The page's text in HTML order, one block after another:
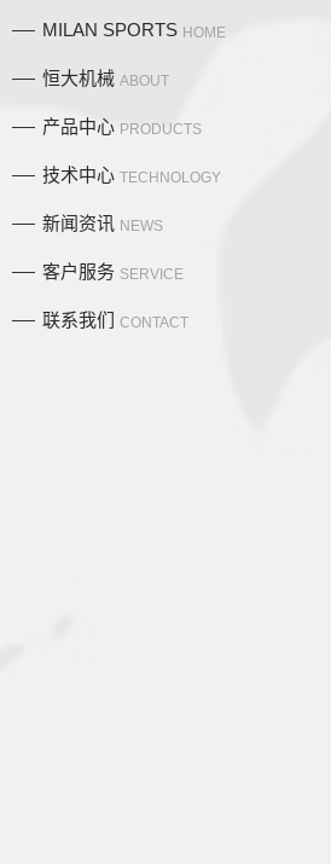
MILAN SPORTS HOME
恒大机械 ABOUT
产品中心 PRODUCTS
技术中心 TECHNOLOGY
新闻资讯 NEWS
客户服务 SERVICE
联系我们 CONTACT